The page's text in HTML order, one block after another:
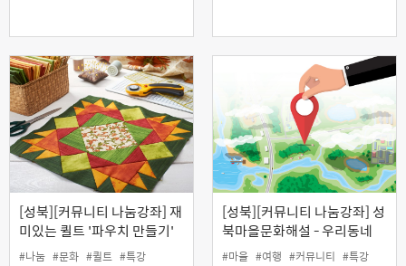
[성북][커뮤니티 나눔강좌] 재
미있는 퀼트 '파우치 만들기'
#나눔 #문화 #퀼트 #특강
[성북][커뮤니티 나눔강좌] 성
북마을문화해설 - 우리동네
반바퀴 '우.동.반'
#마을 #여행 #커뮤니티 #특강